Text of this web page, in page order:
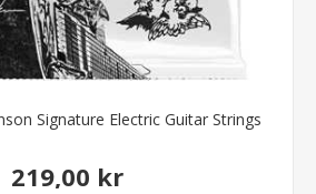
Signature Electric Guitar Strings
219,00 kr